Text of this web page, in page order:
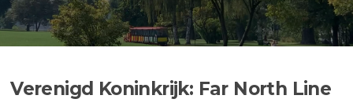
Verenigd Koninkrijk: Far North Line